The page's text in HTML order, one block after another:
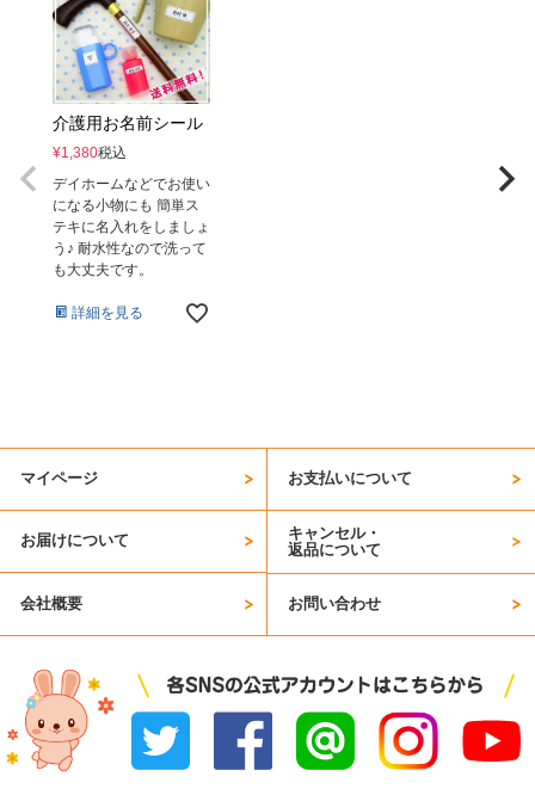
介護用お名前シール
¥1,380税込
デイホームなどでお使い
になる小物にも 簡単ス
テキに名入れをしましょ
う♪ 耐水性なので洗って
も大丈夫です。
詳細を見る
マイページ お支払いについて
お届けについて
キャンセル・
返品について
会社概要 お問い合わせ